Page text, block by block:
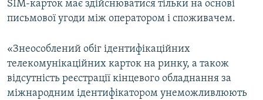
SIM-карток має здійснюватися тільки на основі
письмової угоди між оператором і споживачем.
«Знеособлений обіг ідентифікаційних
телекомунікаційних карток на ринку, а також
відсутність реєстрації кінцевого обладнання за
міжнародним ідентифікатором унеможливлюють